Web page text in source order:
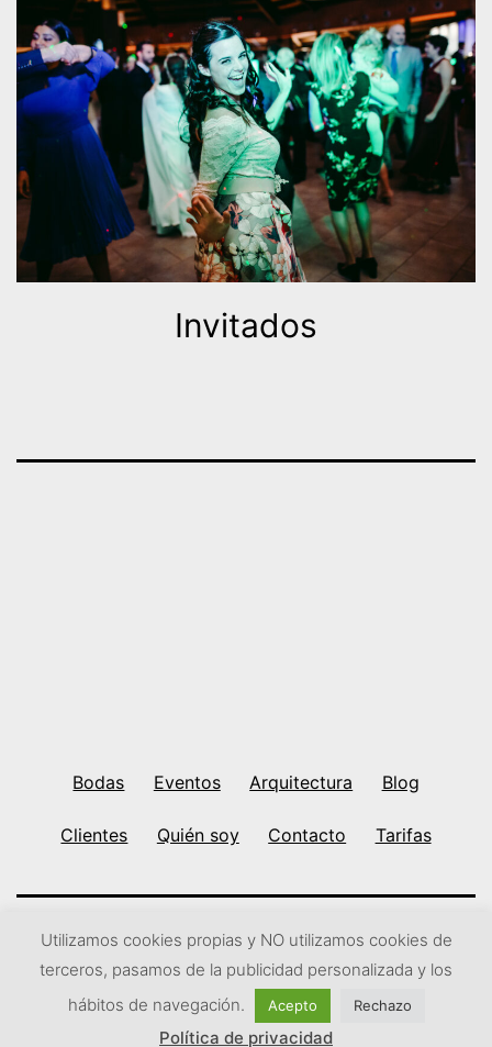
Invitados
Bodas Eventos Arquitectura Blog
Clientes Quién soy Contacto Tarifas
Ir arriba↑ Subir↑
Utilizamos cookies propias y NO utilizamos cookies de
terceros, pasamos de la publicidad personalizada y los
hábitos de navegación.
Acepto Rechazo
Política de privacidad
Modo oscuro: